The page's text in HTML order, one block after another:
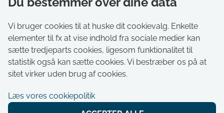
Om kommunen
Aktuelt
Akut hjælp
Bestil tid i Borgerservice
Ledige stillinger
Selvbetjening
Vi bruger cookies til at huske dit cookievalg. Enkelte
elementer til fx at vise indhold fra sociale medier kan
sætte tredjeparts cookies, ligesom funktionalitet til
statistik også kan sætte cookies. Vi bestræber os på at
sitet virker uden brug af cookies.
Læs vores cookiepolitik